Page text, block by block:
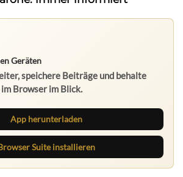
Geräten
speichere Beiträge und behalte
Browser im Blick.
App herunterladen
Suite installieren